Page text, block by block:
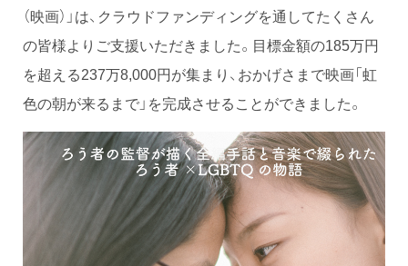
（映画）」は、クラウドファンディングを通してたくさん
の皆様よりご支援いただきました。目標金額の185万円
を超える237万8,000円が集まり、おかげさまで映画「虹
色の朝が来るまで」を完成させることができました。